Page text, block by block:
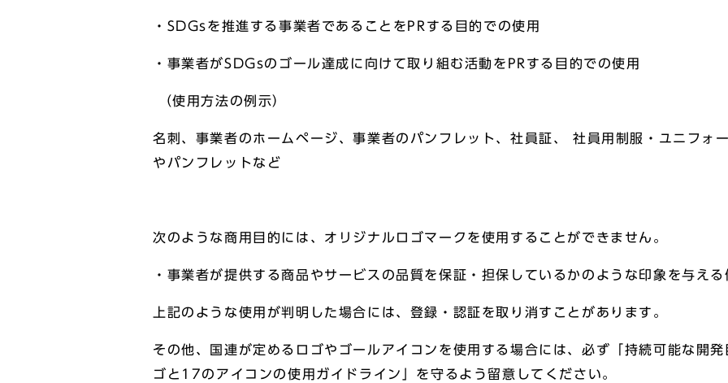
・SDGsを推進する事業者であることをPRする目的での使用
・事業者がSDGsのゴール達成に向けて取り組む活動をPRする目的での使用
（使用方法の例示）
名刺、事業者のホームページ、事業者のパンフレット、社員証、 社員用制服・ユニフォ
やパンフレットなど
次のような商用目的には、オリジナルロゴマークを使用することができません。
・事業者が提供する商品やサービスの品質を保証・担保しているかのような印象を与え
上記のような使用が判明した場合には、登録・認証を取り消すことがあります。
その他、国連が定めるロゴやゴールアイコンを使用する場合には、必ず「持続可能な開
ゴと17のアイコンの使用ガイドライン」を守るよう留意してください。